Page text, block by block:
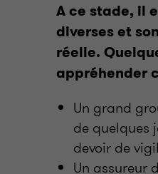
A ce stade, il
diverses et
réelle.
appréhender
Un grand
de quelques
devoir de
Un assureur